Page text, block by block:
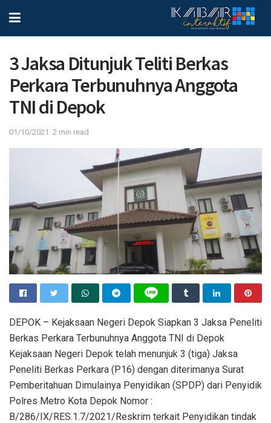
3 Jaksa Ditunjuk Teliti Berkas
Perkara Terbunuhnya Anggota
TNI di Depok
01/10/2021 2 min read
DEPOK – Kejaksaan Negeri Depok Siapkan 3 Jaksa Peneliti
Berkas Perkara Terbunuhnya Anggota TNI di Depok
Kejaksaan Negeri Depok telah menunjuk 3 (tiga) Jaksa
Peneliti Berkas Perkara (P16) dengan diterimanya Surat
Pemberitahuan Dimulainya Penyidikan (SPDP) dari Penyidik
Polres Metro Kota Depok Nomor :
B/286/IX/RES.1.7/2021/Reskrim terkait Penyidikan tindak